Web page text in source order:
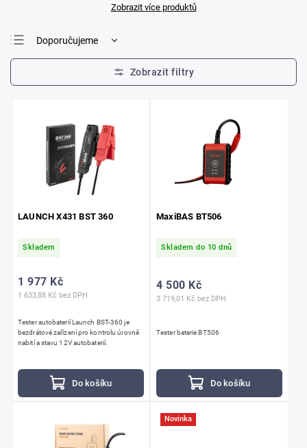
Zobrazit více produktů
Doporučujeme
Nejlevnější
Nejdražší
Abecedně
LAUNCH X431 BST 360
Skladem
1 633,88 Kč bez DPH
1 977 Kč
Do košíku
Tester autobaterií Launch BST-360 je
bezdrátové zařízení pro kontrolu úrovně
nabití a stavu 12V autobaterií.
MaxiBAS BT506
Skladem do 10 dnů
3 719,01 Kč bez DPH
4 500 Kč
Do košíku
Tester baterie BT506
Novinka